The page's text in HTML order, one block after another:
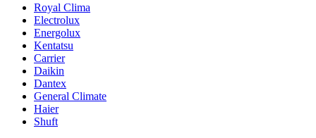
Royal Clima
Electrolux
Energolux
Kentatsu
Carrier
Daikin
Dantex
General Climate
Haier
Shuft